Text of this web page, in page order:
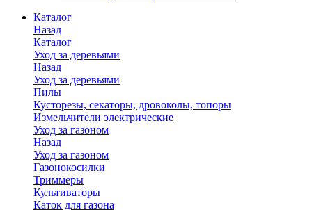
Каталог
Назад
Каталог
Уход за деревьями
Назад
Уход за деревьями
Пилы
Кусторезы, секаторы, дровоколы, топоры
Измельчители электрические
Уход за газоном
Назад
Уход за газоном
Газонокосилки
Триммеры
Культиваторы
Каток для газона